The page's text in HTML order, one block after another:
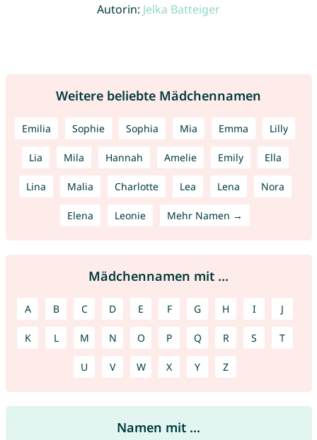
Autorin: Jelka Batteiger
Weitere beliebte Mädchennamen
Emilia Sophie Sophia Mia Emma Lilly
Lia Mila Hannah Amelie Emily Ella
Lina Malia Charlotte Lea Lena Nora
Elena Leonie Mehr Namen →
Mädchennamen mit ...
A B C D E F G H I J
K L M N O P Q R S T
U V W X Y Z
Namen mit ...